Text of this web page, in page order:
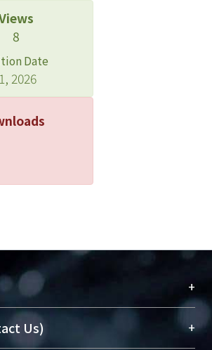
8
Date
2026
+
大學之列，為永久珍藏及向國際
究成果及學術能量，圖書館整合
Us) +